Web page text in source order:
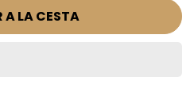
A LA CESTA